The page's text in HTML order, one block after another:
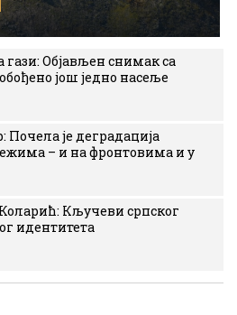
гази: Објављен снимак са
још једно насеље
је деградација
– и на фронтовима и у
Кључеви српског
идентитета